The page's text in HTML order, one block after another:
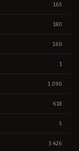
165
180
160
1
1.090
618
5
3.426